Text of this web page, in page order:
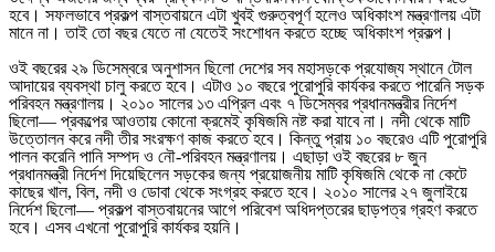
হবে। সফলভাবে প্রকল্প বাস্তবায়নে এটা খুবই গুরুত্বপূর্ণ হলেও অধিকাংশ মন্ত্রণালয় এটা
মানে না। তাই তো বছর যেতে না যেতেই সংশোধন করতে হচ্ছে অধিকাংশ প্রকল্প।
ওই বছরের ২৯ ডিসেম্বরে অনুশাসন ছিলো দেশের সব মহাসড়কে প্রযোজ্য স্থানে টোল
আদায়ের ব্যবস্থা চালু করতে হবে। এটাও ১০ বছরে পুরোপুরি কার্যকর করতে পারেনি সড়ক
পরিবহন মন্ত্রণালয়। ২০১০ সালের ১৩ এপ্রিল এবং ৭ ডিসেম্বর প্রধানমন্ত্রীর নির্দেশ
ছিলো— প্রকল্পের আওতায় কোনো ক্রমেই কৃষিজমি নষ্ট করা যাবে না। নদী থেকে মাটি
উত্তোলন করে নদী তীর সংরক্ষণ কাজ করতে হবে। কিন্তু প্রায় ১০ বছরেও এটি পুরোপুরি
পালন করেনি পানি সম্পদ ও নৌ-পরিবহন মন্ত্রণালয়। এছাড়া ওই বছরের ৮ জুন
প্রধানমন্ত্রী নির্দেশ দিয়েছিলেন সড়কের জন্য প্রয়োজনীয় মাটি কৃষিজমি থেকে না কেটে
কাছের খাল, বিল, নদী ও ডোবা থেকে সংগ্রহ করতে হবে। ২০১০ সালের ২৭ জুলাইয়ে
নির্দেশ ছিলো— প্রকল্প বাস্তবায়নের আগে পরিবেশ অধিদপ্তরের ছাড়পত্র গ্রহণ করতে
হবে। এসব এখনো পুরোপুরি কার্যকর হয়নি।